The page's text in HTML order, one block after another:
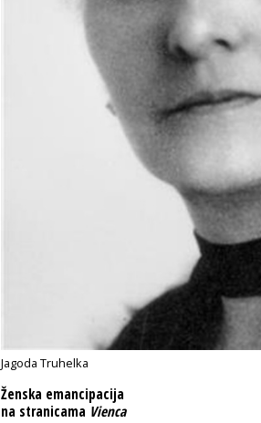
Jagoda Truhelka
Ženska emancipacija
na stranicama Vienca